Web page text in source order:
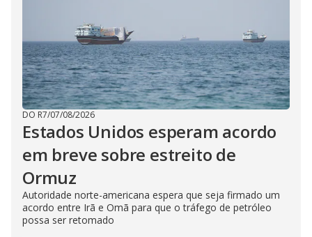
DO R7/07/08/2026
Estados Unidos esperam acordo
em breve sobre estreito de
Ormuz
Autoridade norte-americana espera que seja firmado um
acordo entre Irã e Omã para que o tráfego de petróleo
possa ser retomado